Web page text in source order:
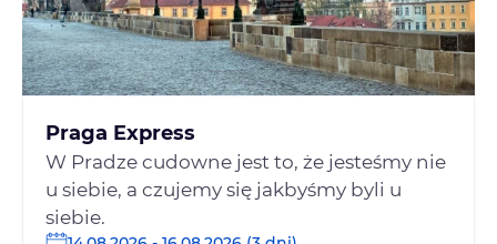
Praga Express
W Pradze cudowne jest to, że jesteśmy nie
u siebie, a czujemy się jakbyśmy byli u
siebie.